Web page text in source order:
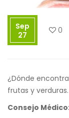
Sep
27
0
¿Dónde
frutas y verduras.
Consejo